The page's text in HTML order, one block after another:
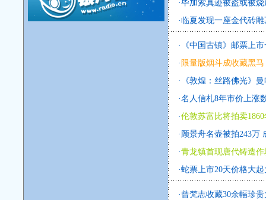
·毕加索真迹被盗或被
·临夏发现一座金代砖
·
《中国古镇》邮票上
· 限量版烟斗成收藏黑
·
《敦煌：丝路佛光》
·名人信札8年市价上涨
·伦敦苏富比将拍卖
· 顾景舟名壶被拍243万
·青龙镇首现唐代铸造
·蛇票上市20天价格大
· 曾梵志收藏30余幅珍